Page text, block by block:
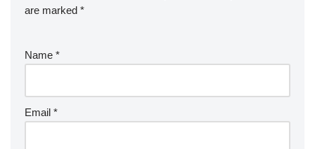
are marked *
Name *
Email *